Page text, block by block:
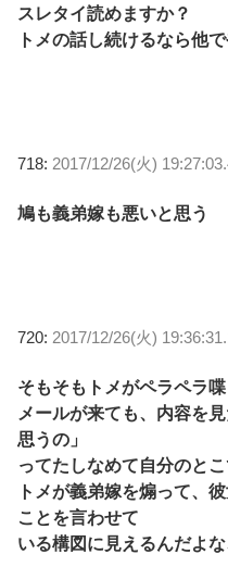
スレタイ読めますか？
トメの話し続けるなら他
718: 2017/12/26(火)
鳩も義弟嫁も悪いと思う
720: 2017/12/26(火)
そもそもトメがペラペラ
メールが来ても、内容を
思うの」
ってたしなめて自分のと
トメが義弟嫁を煽って、
ことを言わせて
いる構図に見えるんだよ